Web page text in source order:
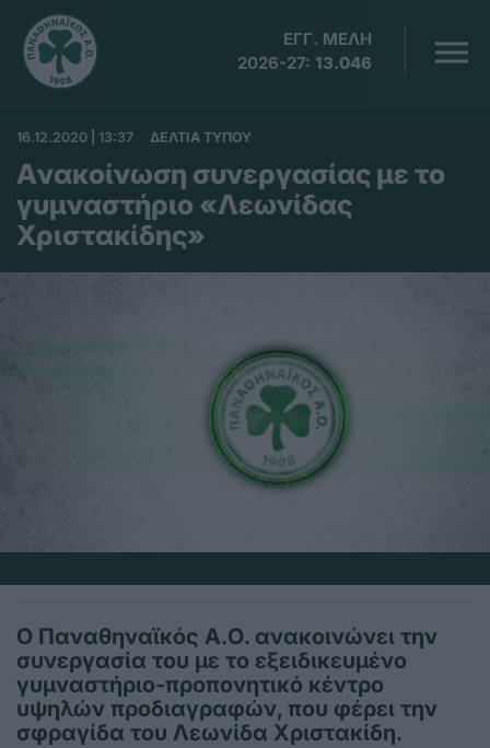
ΕΓΓ. ΜΕΛΗ
2026-27: 13.046
16.12.2020 | 13:37 ΔΕΛΤΙΑ ΤΥΠΟΥ
Aνακοίνωση συνεργασίας με το
γυμναστήριο «Λεωνίδας
Χριστακίδης»
Ο Παναθηναϊκός Α.Ο. ανακοινώνει την
συνεργασία του με το εξειδικευμένο
γυμναστήριο-προπονητικό κέντρο
υψηλών προδιαγραφών, που φέρει την
σφραγίδα του Λεωνίδα Χριστακίδη.